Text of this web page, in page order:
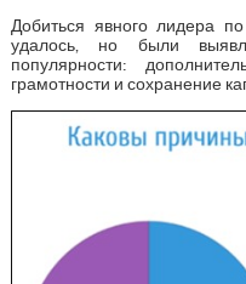
Добиться явного лидера
удалось, но были
популярности:
грамотности и сохранение